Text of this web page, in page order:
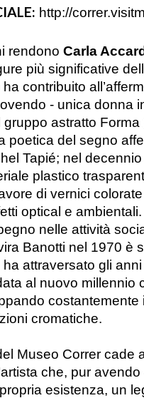
http://
rendono Carla
più significative
contribuito
- unica donna
gruppo astratto
poetica del segno
Tapié; nel
plastico
di vernici
optical e
nelle attività
Banotti nel 1970 è
ha attraversato gli
al nuovo millennio
cromatiche.
Museo Correr
che, pur
esistenza, un